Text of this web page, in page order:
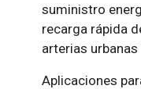
suministro
recarga rápida
arterias
Aplicaciones